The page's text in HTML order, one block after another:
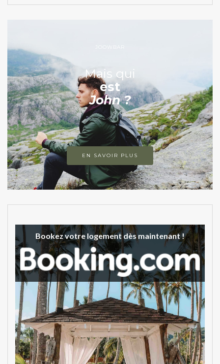
JOOWBAR
Mais qui
est
John ?
EN SAVOIR PLUS
Bookez votre logement dès maintenant !